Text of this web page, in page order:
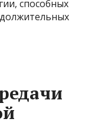
способных